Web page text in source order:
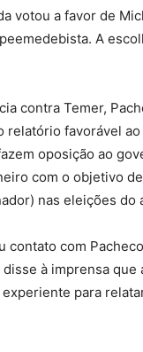
votou a favor de
A
contra Temer,
relatório favorável
oposição ao
com o objetivo
nas eleições do
contato com
à imprensa
para